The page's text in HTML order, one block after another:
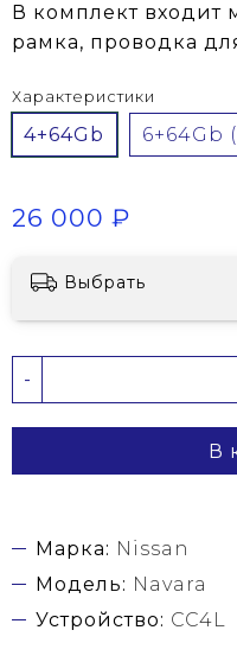
В комплект входит
рамка, проводка
Характеристики
4+64Gb
26 000 ₽
Выбрать
-
В
Марка: Nissan
Модель: Navara
Устройство: CC4L